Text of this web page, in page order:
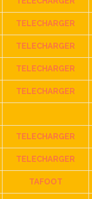
TELECHARGER
TELECHARGER
TELECHARGER
TELECHARGER
TELECHARGER
TELECHARGER
TAFOOT